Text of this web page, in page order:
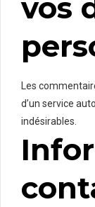
vos
Les
d’un service
indésirables.